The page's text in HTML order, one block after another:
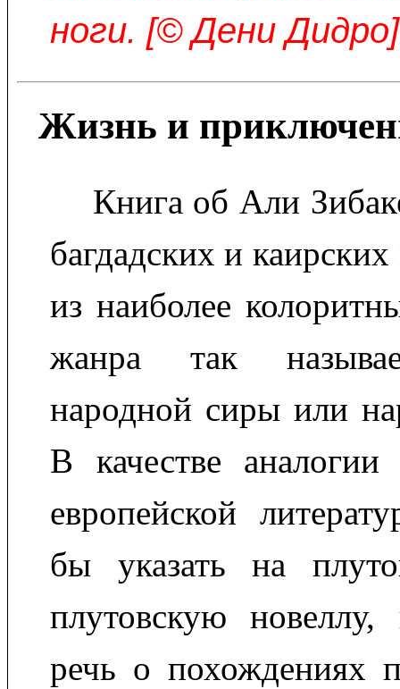
ноги. [© Дени Дидро]
Жизнь и
Книга об Али
багдадских и
из наиболее
жанра так
народной сиры или
В качестве
европейской
бы указать на
плутовскую
речь о похождениях